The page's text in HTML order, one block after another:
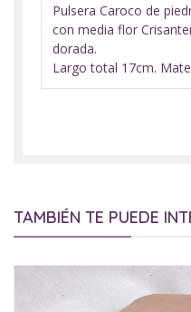
Pulsera Caroco de
con media flor
dorada.
Largo total 17cm.
TAMBIÉN TE PUEDE